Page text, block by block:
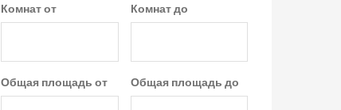
Комнат от Комнат до
Общая площадь от Общая площадь до